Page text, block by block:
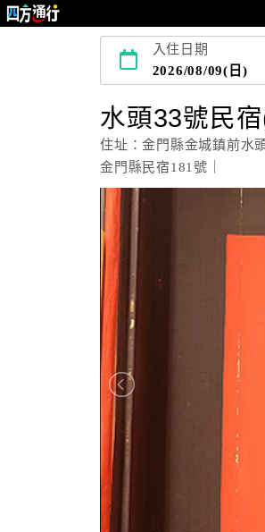
入住日期
2026/08/09(日)
水頭33號民
住址：金門縣金城鎮前水
金門縣民宿181號｜